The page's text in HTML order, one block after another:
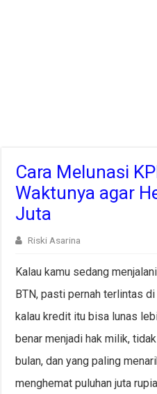
Cara Melunasi
Waktunya agar
Juta
Riski Asarina
Kalau kamu sedang
BTN, pasti pernah terlintas
kalau kredit itu bisa lunas
benar menjadi hak milik,
bulan, dan yang paling
menghemat puluhan juta